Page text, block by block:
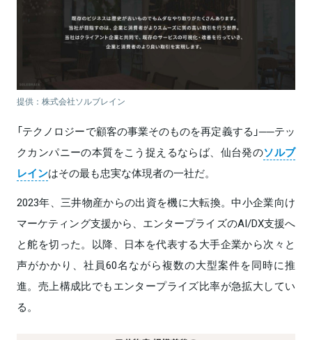
提供：株式会社ソルブレイン
「テクノロジーで顧客の事業そのものを再定義する」──テッ
クカンパニーの本質をこう捉えるならば、仙台発のソルブ
レインはその最も忠実な体現者の一社だ。
2023年、三井物産からの出資を機に大転換。中小企業向け
マーケティング支援から、エンタープライズのAI/DX支援へ
と舵を切った。以降、日本を代表する大手企業から次々と
声がかかり、社員60名ながら複数の大型案件を同時に推
進。売上構成比でもエンタープライズ比率が急拡大してい
る。